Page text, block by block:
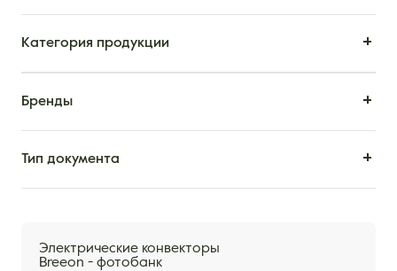
Категория продукции
Бренды
Тип документа
Электрические конвекторы
Breeon - фотобанк